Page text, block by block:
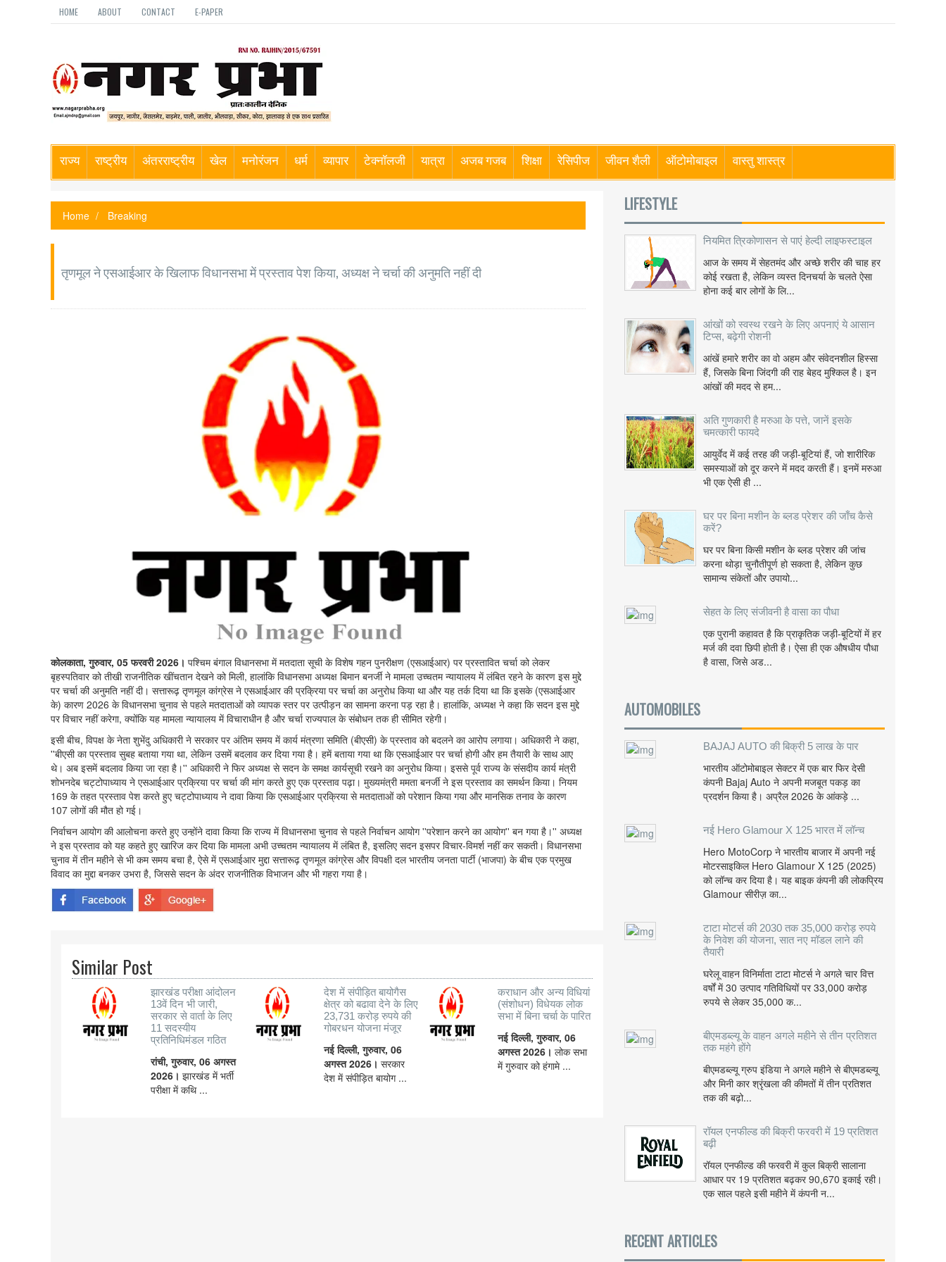
HOME ABOUT CONTACT E-PAPER
राज्य राष्ट्रीय अंतरराष्ट्रीय खेल मनोरंजन धर्म व्यापार टेक्नॉलजी यात्रा अजब गजब शिक्षा रेसिपीज जीवन शैली ऑटोमोबाइल वास्तु शास्त्र
Home Breaking
तृणमूल ने एसआईआर के खिलाफ विधानसभा में प्रस्ताव पेश किया, अध्यक्ष ने चर्चा की अनुमति नहीं दी
कोलकाता, गुरुवार, 05 फरवरी 2026। पश्चिम बंगाल विधानसभा में मतदाता सूची के विशेष गहन पुनरीक्षण (एसआईआर) पर प्रस्तावित चर्चा को लेकर
बृहस्पतिवार को तीखी राजनीतिक खींचतान देखने को मिली, हालांकि विधानसभा अध्यक्ष बिमान बनर्जी ने मामला उच्चतम न्यायालय में लंबित रहने के कारण इस मुद्दे
पर चर्चा की अनुमति नहीं दी। सत्तारूढ़ तृणमूल कांग्रेस ने एसआईआर की प्रक्रिया पर चर्चा का अनुरोध किया था और यह तर्क दिया था कि इसके (एसआईआर
के) कारण 2026 के विधानसभा चुनाव से पहले मतदाताओं को व्यापक स्तर पर उत्पीड़न का सामना करना पड़ रहा है। हालांकि, अध्यक्ष ने कहा कि सदन इस मुद्दे
पर विचार नहीं करेगा, क्योंकि यह मामला न्यायालय में विचाराधीन है और चर्चा राज्यपाल के संबोधन तक ही सीमित रहेगी।
इसी बीच, विपक्ष के नेता शुभेंदु अधिकारी ने सरकार पर अंतिम समय में कार्य मंत्रणा समिति (बीएसी) के प्रस्ताव को बदलने का आरोप लगाया। अधिकारी ने कहा,
''बीएसी का प्रस्ताव सुबह बताया गया था, लेकिन उसमें बदलाव कर दिया गया है। हमें बताया गया था कि एसआईआर पर चर्चा होगी और हम तैयारी के साथ आए
थे। अब इसमें बदलाव किया जा रहा है।'' अधिकारी ने फिर अध्यक्ष से सदन के समक्ष कार्यसूची रखने का अनुरोध किया। इससे पूर्व राज्य के संसदीय कार्य मंत्री
शोभनदेब चट्टोपाध्याय ने एसआईआर प्रक्रिया पर चर्चा की मांग करते हुए एक प्रस्ताव पढ़ा। मुख्यमंत्री ममता बनर्जी ने इस प्रस्ताव का समर्थन किया। नियम
169 के तहत प्रस्ताव पेश करते हुए चट्टोपाध्याय ने दावा किया कि एसआईआर प्रक्रिया से मतदाताओं को परेशान किया गया और मानसिक तनाव के कारण
107 लोगों की मौत हो गई।
निर्वाचन आयोग की आलोचना करते हुए उन्होंने दावा किया कि राज्य में विधानसभा चुनाव से पहले निर्वाचन आयोग ''परेशान करने का आयोग'' बन गया है।'' अध्यक्ष
ने इस प्रस्ताव को यह कहते हुए खारिज कर दिया कि मामला अभी उच्चतम न्यायालय में लंबित है, इसलिए सदन इसपर विचार-विमर्श नहीं कर सकती। विधानसभा
चुनाव में तीन महीने से भी कम समय बचा है, ऐसे में एसआईआर मुद्दा सत्तारूढ़ तृणमूल कांग्रेस और विपक्षी दल भारतीय जनता पार्टी (भाजपा) के बीच एक प्रमुख
विवाद का मुद्दा बनकर उभरा है, जिससे सदन के अंदर राजनीतिक विभाजन और भी गहरा गया है।
Similar Post
झारखंड परीक्षा आंदोलन
13वें दिन भी जारी,
सरकार से वार्ता के लिए
11 सदस्यीय
प्रतिनिधिमंडल गठित
रांची, गुरुवार, 06 अगस्त
2026। झारखंड में भर्ती
परीक्षा में कथि ...
देश में संपीड़ित बायोगैस
क्षेत्र को बढावा देने के लिए
23,731 करोड़ रुपये की
गोबरधन योजना मंजूर
नई दिल्ली, गुरुवार, 06
अगस्त 2026।सरकार
देश में संपीड़ित बायोग ...
कराधान और अन्य विधियां
(संशोधन) विधेयक लोक
सभा में बिना चर्चा के पारित
नई दिल्ली, गुरुवार, 06
अगस्त 2026। लोक सभा
में गुरुवार को हंगामे ...
LIFESTYLE
नियमित त्रिकोणासन से पाएं हेल्दी लाइफस्टाइल
आज के समय में सेहतमंद और अच्छे शरीर की चाह हर
कोई रखता है, लेकिन व्यस्त दिनचर्या के चलते ऐसा
होना कई बार लोगों के लि...
आंखों को स्वस्थ रखने के लिए अपनाएं ये आसान
टिप्स, बढ़ेगी रोशनी
आंखें हमारे शरीर का वो अहम और संवेदनशील हिस्सा
हैं, जिसके बिना जिंदगी की राह बेहद मुश्किल है। इन
आंखों की मदद से हम...
अति गुणकारी है मरुआ के पत्ते, जानें इसके
चमत्कारी फायदे
आयुर्वेद में कई तरह की जड़ी-बूटियां हैं, जो शारीरिक
समस्याओं को दूर करने में मदद करती हैं। इनमें मरुआ
भी एक ऐसी ही ...
घर पर बिना मशीन के ब्लड प्रेशर की जाँच कैसे
करें?
घर पर बिना किसी मशीन के ब्लड प्रेशर की जांच
करना थोड़ा चुनौतीपूर्ण हो सकता है, लेकिन कुछ
सामान्य संकेतों और उपायो...
सेहत के लिए संजीवनी है वासा का पौधा
एक पुरानी कहावत है कि प्राकृतिक जड़ी-बूटियों में हर
मर्ज की दवा छिपी होती है। ऐसा ही एक औषधीय पौधा
है वासा, जिसे अड...
AUTOMOBILES
BAJAJ AUTO की बिक्री 5 लाख के पार
भारतीय ऑटोमोबाइल सेक्टर में एक बार फिर देसी
कंपनी Bajaj Auto ने अपनी मजबूत पकड़ का
प्रदर्शन किया है। अप्रैल 2026 के आंकड़े ...
नई Hero Glamour X 125 भारत में लॉन्च
Hero MotoCorp ने भारतीय बाजार में अपनी नई
मोटरसाइकिल Hero Glamour X 125 (2025)
को लॉन्च कर दिया है। यह बाइक कंपनी की लोकप्रिय
Glamour सीरीज़ का...
टाटा मोटर्स की 2030 तक 35,000 करोड़ रुपये
के निवेश की योजना, सात नए मॉडल लाने की
तैयारी
घरेलू वाहन विनिर्माता टाटा मोटर्स ने अगले चार वित्त
वर्षों में 30 उत्पाद गतिविधियों पर 33,000 करोड़
रुपये से लेकर 35,000 क...
बीएमडब्ल्यू के वाहन अगले महीने से तीन प्रतिशत
तक महंगे होंगे
बीएमडब्ल्यू ग्रुप इंडिया ने अगले महीने से बीएमडब्ल्यू
और मिनी कार श्रृंखला की कीमतों में तीन प्रतिशत
तक की बढ़ो...
रॉयल एनफील्ड की बिक्री फरवरी में 19 प्रतिशत
बढ़ी
रॉयल एनफील्ड की फरवरी में कुल बिक्री सालाना
आधार पर 19 प्रतिशत बढ़कर 90,670 इकाई रही।
एक साल पहले इसी महीने में कंपनी न...
RECENT ARTICLES